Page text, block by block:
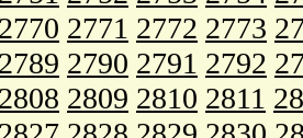
2770 2771 2772 2773
2789 2790 2791 2792
2808 2809 2810 2811